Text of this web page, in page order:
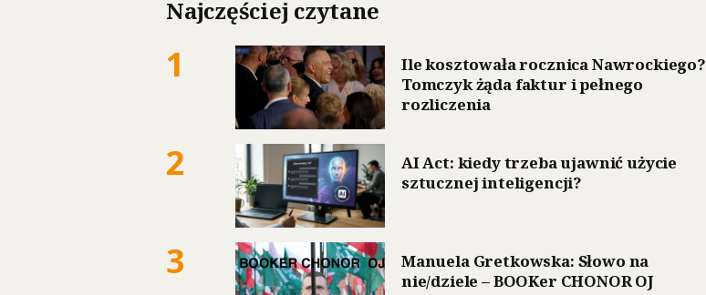
Najczęściej czytane
1
Ile kosztowała rocznica Nawrockiego?
Tomczyk żąda faktur i pełnego
rozliczenia
2
AI Act: kiedy trzeba ujawnić użycie
sztucznej inteligencji?
3
Manuela Gretkowska: Słowo na
nie/dziele – BOOKer CHONOR OJ